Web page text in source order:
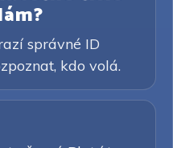
správné ID
kdo volá.